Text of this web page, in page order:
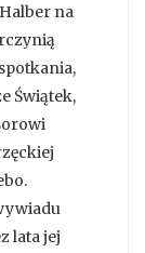
na
Świątek,
lata jej